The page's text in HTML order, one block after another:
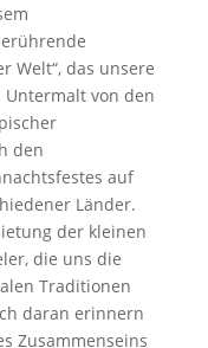
Welt“, das unsere
von den
den
auf
Länder.
der kleinen
die uns die
Traditionen
daran erinnern
Zusammenseins